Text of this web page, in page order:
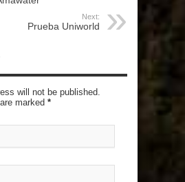
Next:
Prueba Uniworld
will not be published.
marked *